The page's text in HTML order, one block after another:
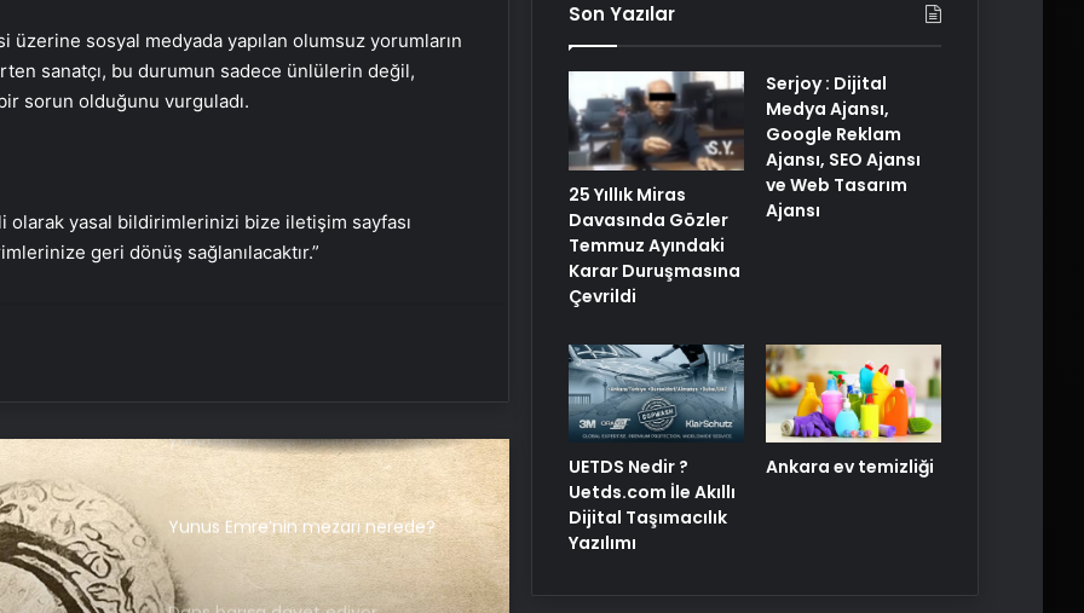
üzerine sosyal medyada yapılan olumsuz yorumların
sanatçı, bu durumun sadece ünlülerin değil,
sorun olduğunu vurguladı.
olarak yasal bildirimlerinizi bize iletişim sayfası
geri dönüş sağlanılacaktır.”
8 Mayıs 2025 günlük burç yorumları
Troya-hazineleri ‘Lütfen geri
dönsün’
Yunus Emre’nin mezarı nerede?
Dans barışa davet ediyor
Son Yazılar
25 Yıllık Miras
Davasında Gözler
Temmuz Ayındaki
Karar Duruşmasına
Çevrildi
Serjoy : Dijital
Medya Ajansı,
Google Reklam
Ajansı, SEO Ajansı
ve Web Tasarım
Ajansı
UETDS Nedir ?
Uetds.com İle Akıllı
Dijital Taşımacılık
Yazılımı
Ankara ev temizliği